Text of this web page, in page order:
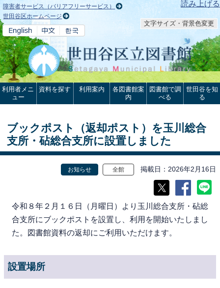
本文へ 読み上げる
障害者サービス（バリアフリーサービス）
世田谷区ホームページ
文字サイズ・背景色変更
利用者メニ
ュー
資料を探す 利用案内
各図書館案
内
図書館で調
べる
世田谷を知
る
ブックポスト（返却ポスト）を玉川総合
支所・砧総合支所に設置しました
お知らせ 全館 掲載日 2026年2月16日
令和８年２月１６日（月曜日）より玉川総合支所・砧総
合支所にブックポストを設置し、利用を開始いたしまし
た。図書館資料の返却にご利用いただけます。
設置場所